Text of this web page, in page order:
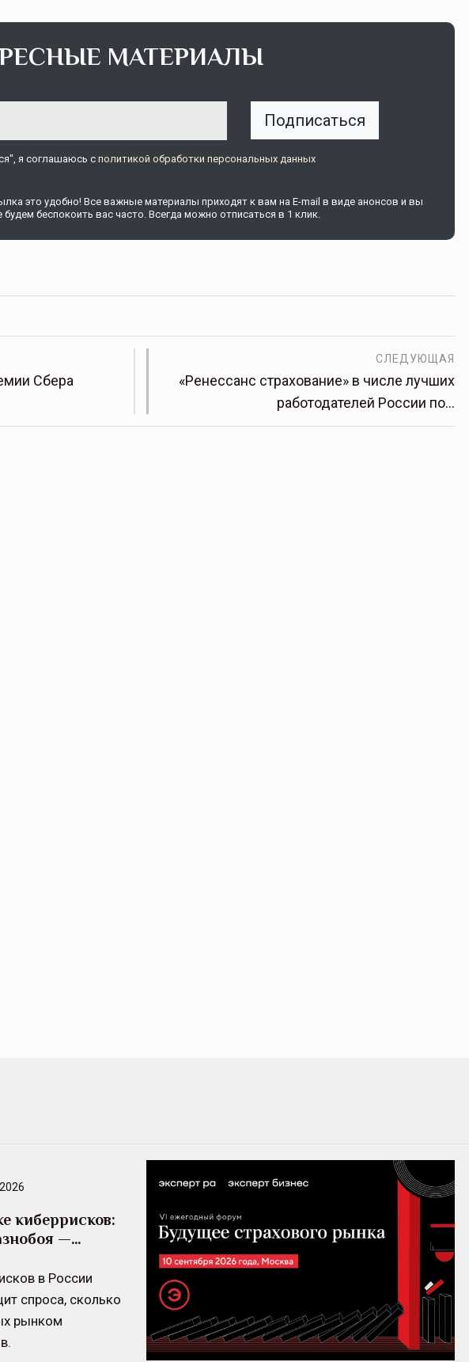
МАТЕРИАЛЫ
Подписаться
я соглашаюсь c политикой обработки персональных данных
это удобно! Все важные материалы приходят к вам на E-mail в виде анонсов и вы
беспокоить вас часто. Всегда можно отписаться в 1 клик.
Сбера
СЛЕДУЮЩАЯ
«Ренессанс страхование» в числе лучших
работодателей России по…
пора в сад
плодовых насаждений пока
темпами. У этого несколько
ОСАГО требует переосмысления
Нормативно-правовое регулирование страхового
рынка в России является одним из наиболее
киберрисков:
—…
в России
спроса, сколько
рынком